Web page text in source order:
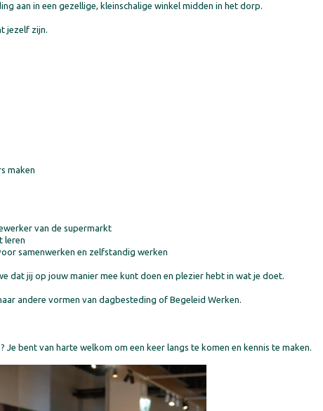
aan in een gezellige, kleinschalige winkel midden in het dorp.
jezelf zijn.
kaartjes of posters maken
van de supermarkt
leren
samenwerken en zelfstandig werken
dat jij op jouw manier mee kunt doen en plezier hebt in wat je doet.
andere vormen van dagbesteding of Begeleid Werken.
bent van harte welkom om een keer langs te komen en kennis te maken.